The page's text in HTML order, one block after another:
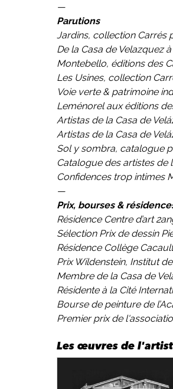
—
Parutions
Jardins, collection Carrés
De la Casa de Velazquez
Montebello, éditions des
Les Usines, collection
Voie verte & patrimoine
Leménorel aux éditions
Artistas de la Casa de
Artistas de la Casa de
Sol y sombra, catalogue
Catalogue des artistes de
Confidences trop intimes
—
Prix, bourses &
Résidence Centre d’art
Sélection Prix de dessin
Résidence Collège
Prix Wildenstein, Institut
Membre de la Casa de
Résidente à la Cité
Bourse de peinture de
Premier prix de
Les œuvres de